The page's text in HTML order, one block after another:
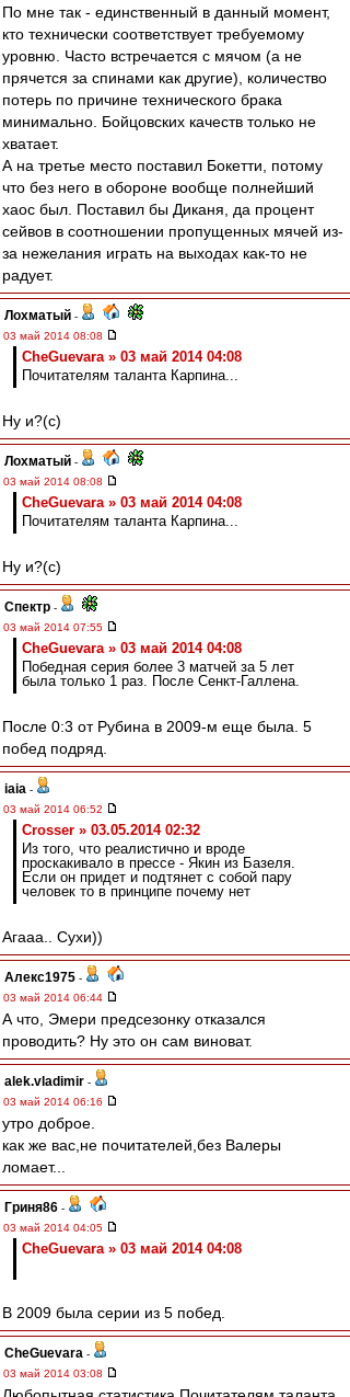
По мне так - единственный в данный момент,
кто технически соответствует требуемому
уровню. Часто встречается с мячом (а не
прячется за спинами как другие), количество
потерь по причине технического брака
минимально. Бойцовских качеств только не
хватает.
А на третье место поставил Бокетти, потому
что без него в обороне вообще полнейший
хаос был. Поставил бы Диканя, да процент
сейвов в соотношении пропущенных мячей из-
за нежелания играть на выходах как-то не
радует.
Лохматый -
03 май 2014 08:08
CheGuevara » 03 май 2014 04:08
Почитателям таланта Карпина...
Ну и?(с)
Лохматый -
03 май 2014 08:08
CheGuevara » 03 май 2014 04:08
Почитателям таланта Карпина...
Ну и?(с)
Спектр -
03 май 2014 07:55
CheGuevara » 03 май 2014 04:08
Победная серия более 3 матчей за 5 лет
была только 1 раз. После Сенкт-Галлена.
После 0:3 от Рубина в 2009-м еще была. 5
побед подряд.
iaia -
03 май 2014 06:52
Crosser » 03.05.2014 02:32
Из того, что реалистично и вроде
проскакивало в прессе - Якин из Базеля.
Если он придет и подтянет с собой пару
человек то в принципе почему нет
Агааа.. Сухи))
Алекс1975 -
03 май 2014 06:44
А что, Эмери предсезонку отказался
проводить? Ну это он сам виноват.
alek.vladimir -
03 май 2014 06:16
утро доброе.
как же вас,не почитателей,без Валеры
ломает...
Гриня86 -
03 май 2014 04:05
CheGuevara » 03 май 2014 04:08
В 2009 была серии из 5 побед.
CheGuevara -
03 май 2014 03:08